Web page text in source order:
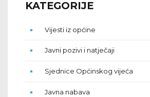
KATEGORIJE
Vijesti iz općine
Javni pozivi i natječaji
Sjednice Općinskog vijeća
Javna nabava